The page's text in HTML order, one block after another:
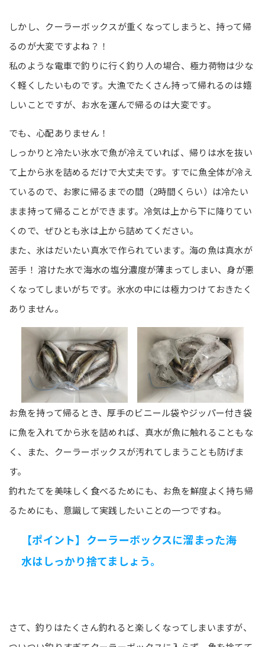
しかし、クーラーボックスが重くなってしまうと、持って帰
るのが大変ですよね？！
私のような電車で釣りに行く釣り人の場合、極力荷物は少な
く軽くしたいものです。大漁でたくさん持って帰れるのは嬉
しいことですが、お水を運んで帰るのは大変です。
でも、心配ありません！
しっかりと冷たい氷水で魚が冷えていれば、帰りは水を抜い
て上から氷を詰めるだけで大丈夫です。すでに魚全体が冷え
ているので、お家に帰るまでの間（2時間くらい）は冷たい
まま持って帰ることができます。冷気は上から下に降りてい
くので、ぜひとも氷は上から詰めてください。
また、氷はだいたい真水で作られています。海の魚は真水が
苦手！ 溶けた水で海水の塩分濃度が薄まってしまい、身が悪
くなってしまいがちです。氷水の中には極力つけておきたく
ありません。
お魚を持って帰るとき、厚手のビニール袋やジッパー付き袋
に魚を入れてから氷を詰めれば、真水が魚に触れることもな
く、また、クーラーボックスが汚れてしまうことも防げま
す。
釣れたてを美味しく食べるためにも、お魚を鮮度よく持ち帰
るためにも、意識して実践したいことの一つですね。
【ポイント】クーラーボックスに溜まった海
水はしっかり捨てましょう。
さて、釣りはたくさん釣れると楽しくなってしまいますが、